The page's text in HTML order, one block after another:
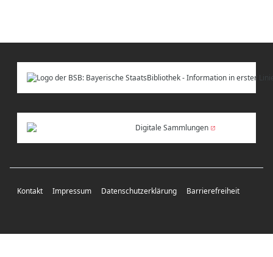
Digitale Sammlungen
Kontakt Impressum Datenschutzerklärung Barrierefreiheit